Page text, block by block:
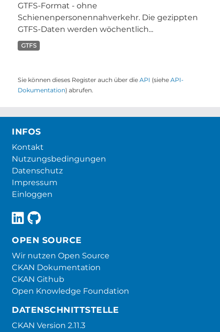
GTFS-Format - ohne
Schienenpersonennahverkehr. Die gezippten
GTFS-Daten werden wöchentlich...
GTFS
Sie können dieses Register auch über die API (siehe API-
Dokumentation) abrufen.
INFOS
Kontakt
Nutzungsbedingungen
Datenschutz
Impressum
Einloggen
OPEN SOURCE
Wir nutzen Open Source
CKAN Dokumentation
CKAN Github
Open Knowledge Foundation
DATENSCHNITTSTELLE
CKAN Version 2.11.3